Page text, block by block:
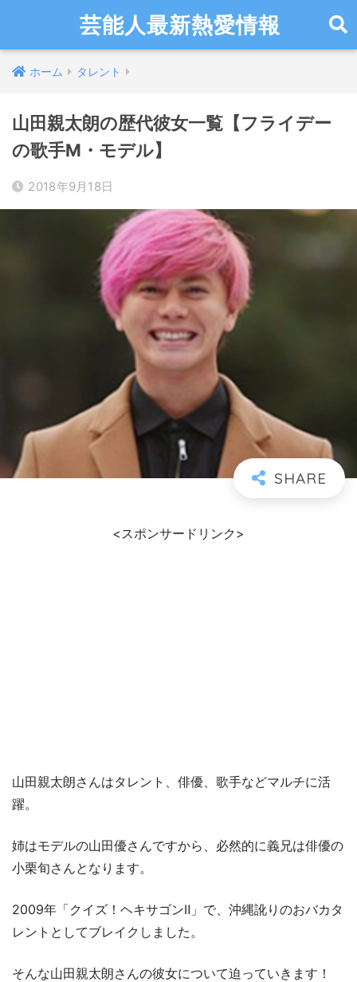
芸能人最新熱愛情報
ホーム タレント
山田親太朗の歴代彼女一覧【フライデー
の歌手M・モデル】
2018年9月18日
<スポンサードリンク>
山田親太朗さんはタレント、俳優、歌手などマルチに活
躍。
姉はモデルの山田優さんですから、必然的に義兄は俳優の
小栗旬さんとなります。
2009年「クイズ！ヘキサゴンⅡ」で、沖縄訛りのおバカタ
レントとしてブレイクしました。
そんな山田親太朗さんの彼女について迫っていきます！